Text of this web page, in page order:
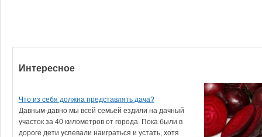
Интересное
Что из себя должна представлять дача?
Давным-давно мы всей семьей ездили на дачный
участок за 40 километров от города. Пока были в
дороге дети успевали наиграться и устать, хотя